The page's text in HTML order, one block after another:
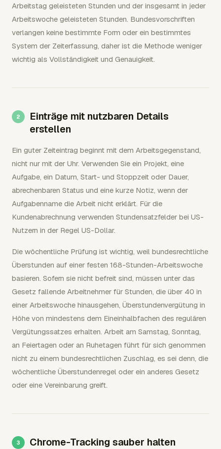
Arbeitstag geleisteten Stunden und der insgesamt in jeder
Arbeitswoche geleisteten Stunden. Bundesvorschriften
verlangen keine bestimmte Form oder ein bestimmtes
System der Zeiterfassung, daher ist die Methode weniger
wichtig als Vollständigkeit und Genauigkeit.
Einträge mit nutzbaren Details
erstellen
Ein guter Zeiteintrag beginnt mit dem Arbeitsgegenstand,
nicht nur mit der Uhr. Verwenden Sie ein Projekt, eine
Aufgabe, ein Datum, Start- und Stoppzeit oder Dauer,
abrechenbaren Status und eine kurze Notiz, wenn der
Aufgabenname die Arbeit nicht erklärt. Für die
Kundenabrechnung verwenden Stundensatzfelder bei US-
Nutzern in der Regel US-Dollar.
Die wöchentliche Prüfung ist wichtig, weil bundesrechtliche
Überstunden auf einer festen 168-Stunden-Arbeitswoche
basieren. Sofern sie nicht befreit sind, müssen unter das
Gesetz fallende Arbeitnehmer für Stunden, die über 40 in
einer Arbeitswoche hinausgehen, Überstundenvergütung in
Höhe von mindestens dem Eineinhalbfachen des regulären
Vergütungssatzes erhalten. Arbeit am Samstag, Sonntag,
an Feiertagen oder an Ruhetagen führt für sich genommen
nicht zu einem bundesrechtlichen Zuschlag, es sei denn, die
wöchentliche Überstundenregel oder ein anderes Gesetz
oder eine Vereinbarung greift.
Chrome-Tracking sauber halten